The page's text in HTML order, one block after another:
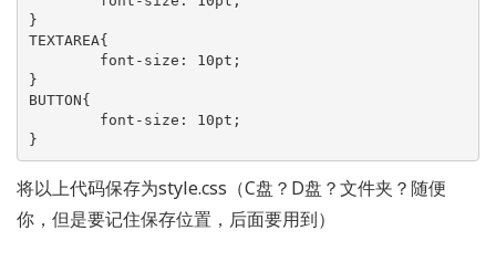
}
TEXTAREA{
}
BUTTON{
}
将以上代码保存为style.css（C盘？D盘？文件夹？随便
你，但是要记住保存位置，后面要用到）